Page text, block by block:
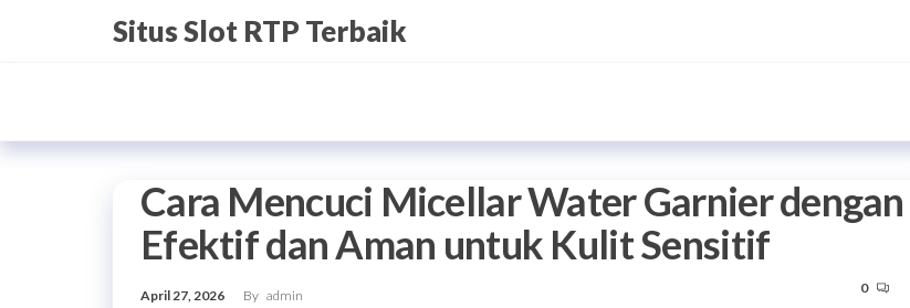
Situs Slot RTP Terbaik
Cara Mencuci Micellar Water Garnier dengan
Efektif dan Aman untuk Kulit Sensitif
April 27, 2026 By admin 0